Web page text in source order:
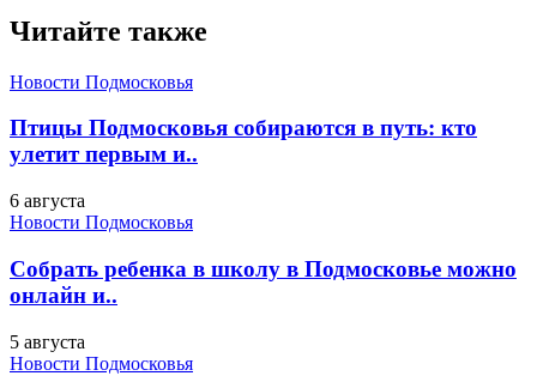
Читайте также
Новости Подмосковья
Птицы Подмосковья собираются в путь: кто
улетит первым и..
6 августа
Новости Подмосковья
Собрать ребенка в школу в Подмосковье можно
онлайн и..
5 августа
Новости Подмосковья